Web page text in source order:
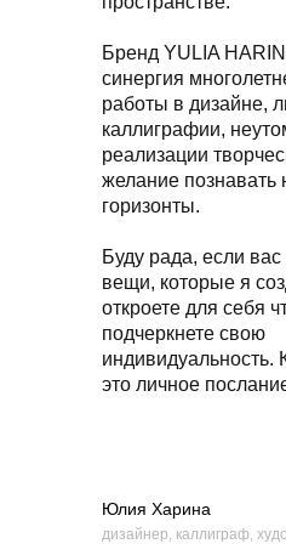
Юлия Харина
дизайнер, каллиграф,
Бренд YULIA
синергия
работы в дизайне,
каллиграфии,
реализации
желание познавать
горизонты.
Буду рада, если
вещи, которые я
откроете для себя
подчеркнете свою
это личное